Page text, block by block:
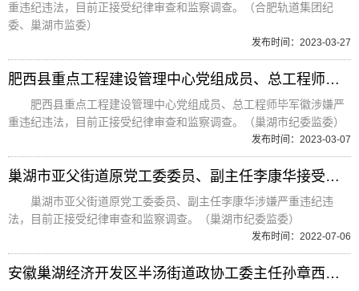
重违纪违法，目前正接受纪律审查和监察调查。（合肥轨道集团纪
委、巢湖市监委）
发布时间：2023-03-27
肥西县重点工程建设管理中心党组成员、总工程师毕军徽接受纪律审查和监察调查
肥西县重点工程建设管理中心党组成员、总工程师毕军徽涉嫌严
重违纪违法，目前正接受纪律审查和监察调查。（巢湖市纪委监委）
发布时间：2023-03-07
巢湖市亚父街道原党工委委员、副主任李康华接受纪律审查和监察调查
巢湖市亚父街道原党工委委员、副主任李康华涉嫌严重违纪违
法，目前正接受纪律审查和监察调查。（巢湖市纪委监委）
发布时间：2022-07-06
安徽巢湖经济开发区半汤街道政协工委主任孙章西接受纪律审查和监察调查